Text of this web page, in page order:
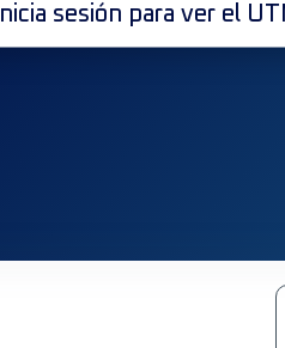
Inicia sesión para ver el